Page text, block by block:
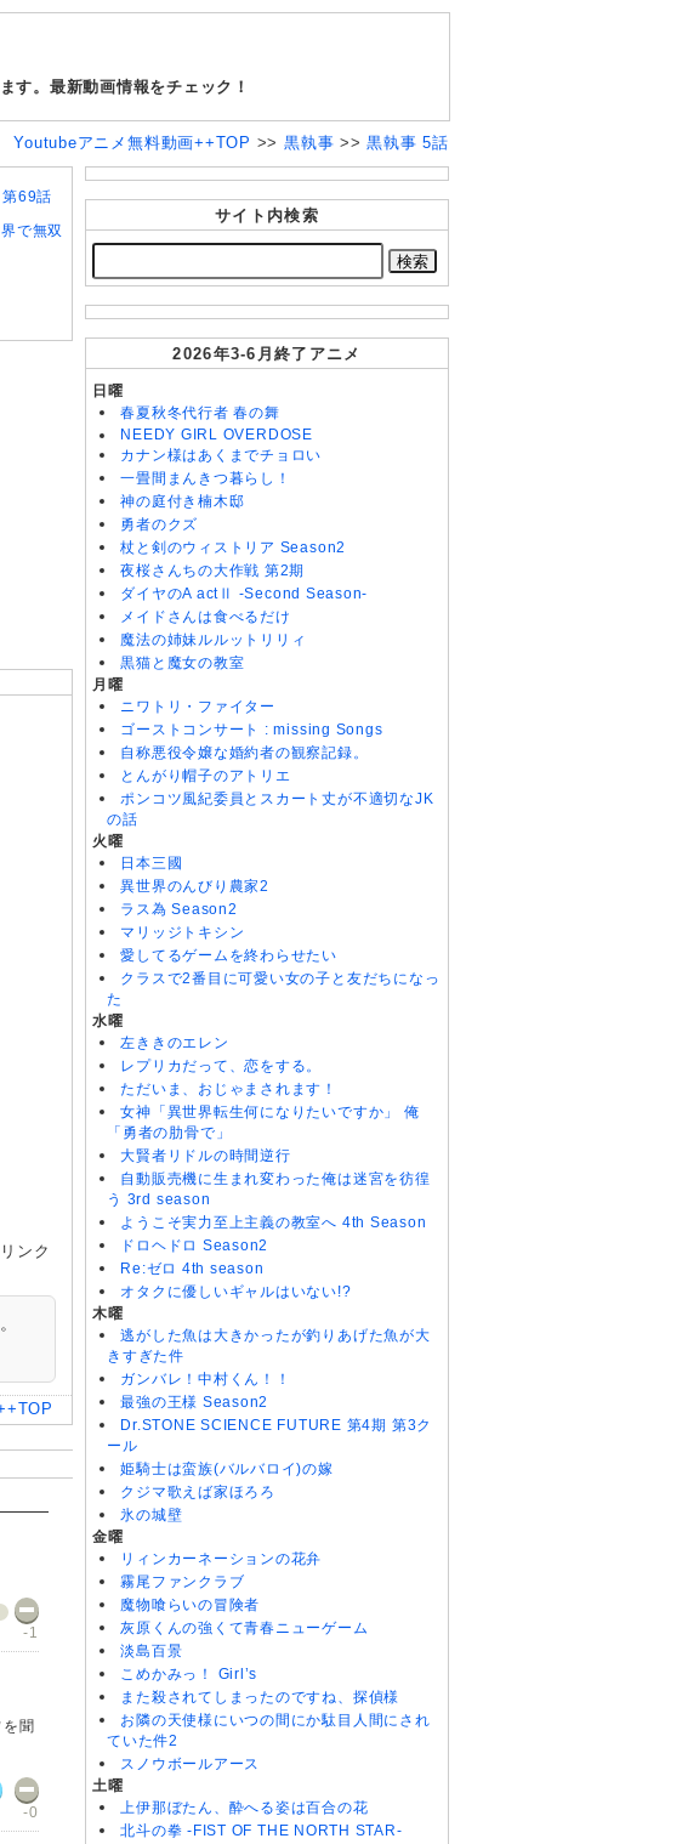
す。最新動画情報をチェック！
Youtubeアニメ無料動画++TOP >> 黒執事>>黒執事 5話
69話
で無双
ンク
-1
聞
-0
サイト内検索
2026年3-6月終了アニメ
日曜
春夏秋冬代行者 春の舞
NEEDY GIRL OVERDOSE
カナン様はあくまでチョロい
一畳間まんきつ暮らし！
神の庭付き楠木邸
勇者のクズ
杖と剣のウィストリア Season2
夜桜さんちの大作戦 第2期
ダイヤのA actⅡ -Second Season-
メイドさんは食べるだけ
魔法の姉妹ルルットリリィ
黒猫と魔女の教室
月曜
ニワトリ・ファイター
ゴーストコンサート : missing Songs
自称悪役令嬢な婚約者の観察記録。
とんがり帽子のアトリエ
ポンコツ風紀委員とスカート丈が不適切なJK
の話
火曜
日本三國
異世界のんびり農家2
ラス為 Season2
マリッジトキシン
愛してるゲームを終わらせたい
クラスで2番目に可愛い女の子と友だちになっ
た
水曜
左ききのエレン
レプリカだって、恋をする。
ただいま、おじゃまされます！
女神「異世界転生何になりたいですか」 俺
「勇者の肋骨で」
大賢者リドルの時間逆行
自動販売機に生まれ変わった俺は迷宮を彷徨
う 3rd season
ようこそ実力至上主義の教室へ 4th Season
ドロヘドロ Season2
Re:ゼロ 4th season
オタクに優しいギャルはいない!?
木曜
逃がした魚は大きかったが釣りあげた魚が大
きすぎた件
ガンバレ！中村くん！！
最強の王様 Season2
Dr.STONE SCIENCE FUTURE 第4期 第3ク
ール
姫騎士は蛮族(バルバロイ)の嫁
クジマ歌えば家ほろろ
氷の城壁
金曜
リィンカーネーションの花弁
霧尾ファンクラブ
魔物喰らいの冒険者
灰原くんの強くて青春ニューゲーム
淡島百景
こめかみっ！ Girl’s
また殺されてしまったのですね、探偵様
お隣の天使様にいつの間にか駄目人間にされ
ていた件2
スノウボールアース
土曜
上伊那ぼたん、酔へる姿は百合の花
北斗の拳 -FIST OF THE NORTH STAR-